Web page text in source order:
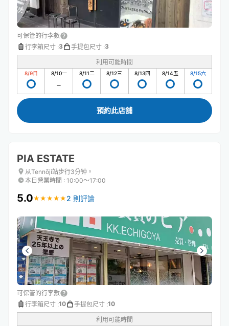
可保管的行李數
行李箱尺寸 :3 手提包尺寸 :3
利用可能時間
8/9日 8/10一 8/11二 8/12三 8/13四 8/14五 8/15六
預約此店舖
PIA ESTATE
从Tennōji站步行3分钟。
本日營業時間 : 10:00〜17:00
5.0★ ★ ★ ★ ★
★ ★ ★ ★ ★ 2 則評論
可保管的行李數
行李箱尺寸 :10 手提包尺寸 :10
利用可能時間